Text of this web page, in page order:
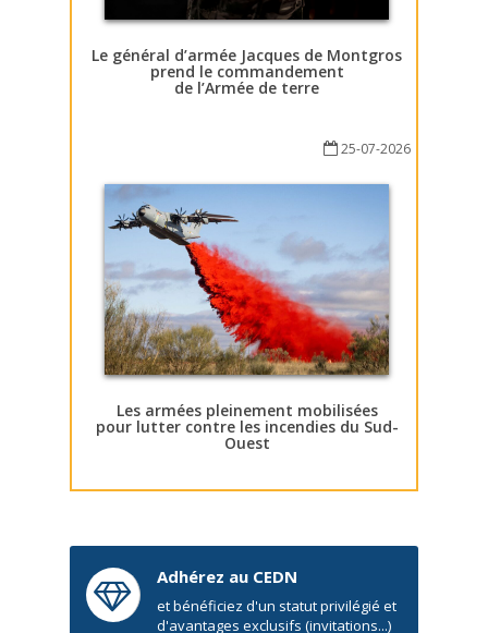
Le général d’armée Jacques de Montgros
prend le commandement
de l’Armée de terre
25-07-2026
Les armées pleinement mobilisées
pour lutter contre les incendies du Sud-
Ouest
Adhérez au CEDN
et bénéficiez d'un statut privilégié et
d'avantages exclusifs (invitations...)